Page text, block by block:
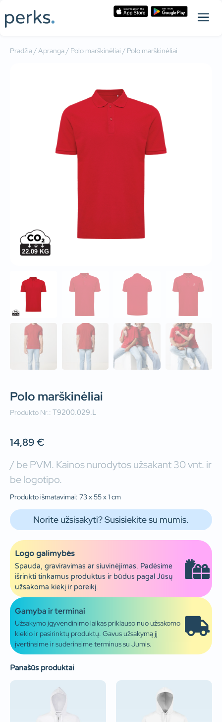
Pradžia/Apranga/ Polo marškinėliai / Polo marškinėliai
Polo marškinėliai
Produkto Nr.: T9200.029.L
14,89€
/ be PVM. Kainos nurodytos užsakant 30 vnt. ir
be logotipo.
Produkto išmatavimai: 73 x 55 x 1 cm
Norite užsisakyti? Susisiekite su mumis.
Logo galimybės
Spauda, graviravimas ar siuvinėjimas. Padėsime
išrinkti tinkamus produktus ir būdus pagal Jūsų
užsakoma kiekį ir poreikį.
Gamyba ir terminai
Užsakymo įgyvendinimo laikas priklauso nuo užsakomo
kiekio ir pasirinktų produktų. Gavus užsakymą jį
įvertinsime ir suderinsime terminus su Jumis.
Panašūs produktai